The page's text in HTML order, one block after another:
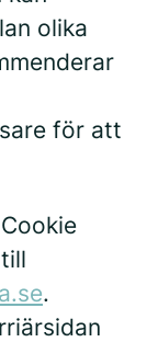
olika
för att
.